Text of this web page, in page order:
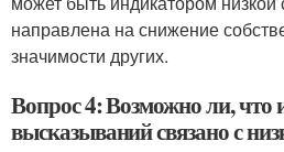
направлена на снижение
значимости других.
Вопрос 4: Возможно ли, что
высказываний связано с